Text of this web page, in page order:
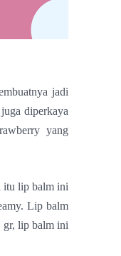
jadi
diperkaya
yang
itu lip balm ini
Lip balm
gr, lip balm ini